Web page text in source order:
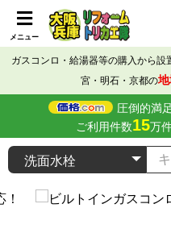
メニュー
ガスコンロ・給湯器等の購入から
宮・明石・京都の
圧倒的満
ご利用件数15万